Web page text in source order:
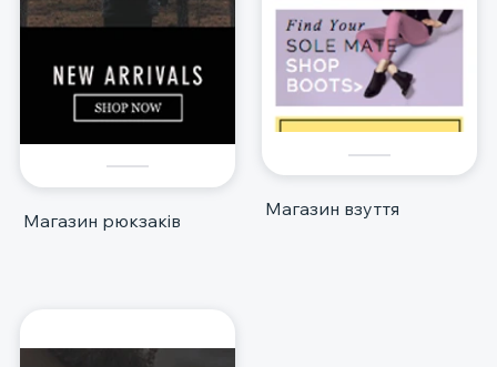
Магазин рюкзаків
Магазин взуття